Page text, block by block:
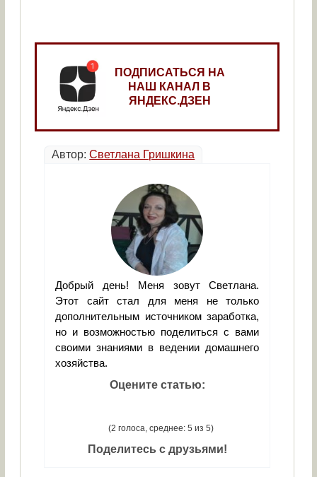
ПОДПИСАТЬСЯ НА
НАШ КАНАЛ В
ЯНДЕКС.ДЗЕН
Автор:Светлана Гришкина
Добрый день! Меня зовут Светлана.
Этот сайт стал для меня не только
дополнительным источником заработка,
но и возможностью поделиться с вами
своими знаниями в ведении домашнего
хозяйства.
Оцените статью:
(2 голоса, среднее: 5 из 5)
Поделитесь с друзьями!